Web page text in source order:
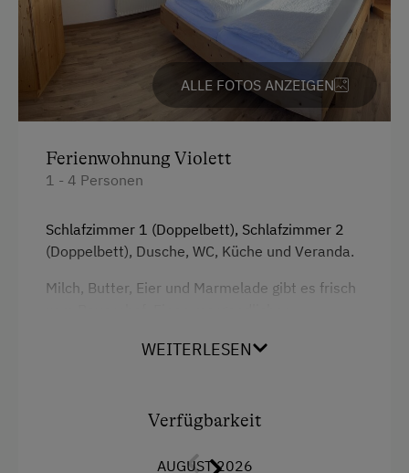
ALLE FOTOS ANZEIGEN
Ferienwohnung Violett
1 - 4 Personen
Schlafzimmer 1 (Doppelbett), Schlafzimmer 2
(Doppelbett), Dusche, WC, Küche und Veranda.
Milch, Butter, Eier und Marmelade gibt es frisch
WEITERLESEN
Verfügbarkeit
AUGUST 2026